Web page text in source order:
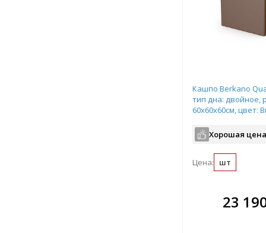
Кашпо Berkano
тип дна: двойное,
60x60x60см, цвет:
Хорошая
Цена: шт
23В
всегда